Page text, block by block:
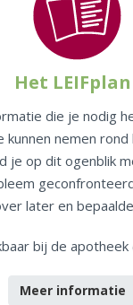
Het LEIFplan
die je nodig
kunnen nemen
je op dit ogenblik
later en
bij de apotheek
Meer informatie